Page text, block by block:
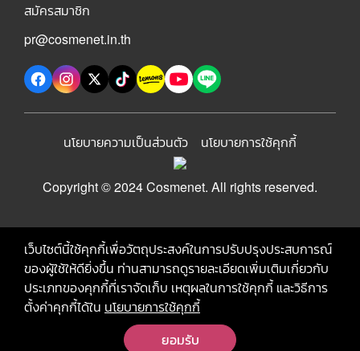
สมัครสมาชิก
pr@cosmenet.in.th
นโยบายความเป็นส่วนตัว นโยบายการใช้คุกกี้
Copyright © 2024 Cosmenet. All rights reserved.
เว็บไซต์นี้ใช้คุกกี้เพื่อวัตถุประสงค์ในการปรับปรุงประสบการณ์
ของผู้ใช้ให้ดียิ่งขึ้น ท่านสามารถดูรายละเอียดเพิ่มเติมเกี่ยวกับ
ประเภทของคุกกี้ที่เราจัดเก็บ เหตุผลในการใช้คุกกี้ และวิธีการ
ตั้งค่าคุกกี้ได้ใน นโยบายการใช้คุกกี้
ยอมรับ